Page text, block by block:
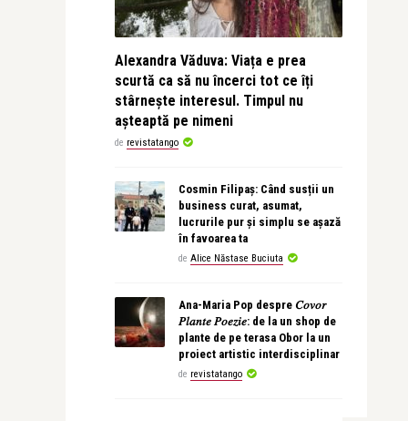
Alexandra Văduva: Viața e prea
scurtă ca să nu încerci tot ce îți
stârnește interesul. Timpul nu
așteaptă pe nimeni
de revistatango
Cosmin Filipaș: Când susții un
business curat, asumat,
lucrurile pur și simplu se așază
în favoarea ta
de Alice Năstase Buciuta
Ana-Maria Pop despre 𝐶𝑜𝑣𝑜𝑟
𝑃𝑙𝑎𝑛𝑡𝑒 𝑃𝑜𝑒𝑧𝑖𝑒: de la un shop de
plante de pe terasa Obor la un
proiect artistic interdisciplinar
de revistatango